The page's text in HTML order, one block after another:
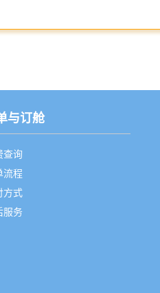
与订舱
查询
流程
方式
服务